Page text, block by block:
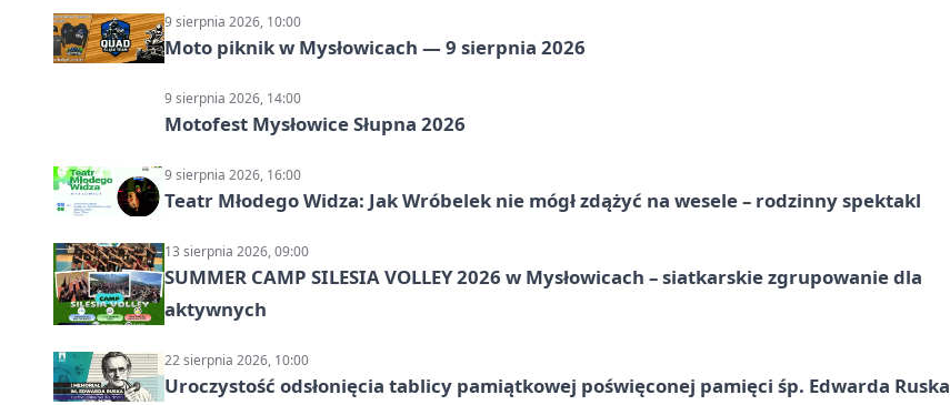
9 sierpnia 2026, 10:00
Moto piknik w Mysłowicach — 9 sierpnia 2026
9 sierpnia 2026, 14:00
Motofest Mysłowice Słupna 2026
9 sierpnia 2026, 16:00
Teatr Młodego Widza: Jak Wróbelek nie mógł zdążyć na wesele – rodzinny spektakl
13 sierpnia 2026, 09:00
SUMMER CAMP SILESIA VOLLEY 2026 w Mysłowicach – siatkarskie zgrupowanie dla
aktywnych
22 sierpnia 2026, 10:00
Uroczystość odsłonięcia tablicy pamiątkowej poświęconej pamięci śp. Edwarda Ruska